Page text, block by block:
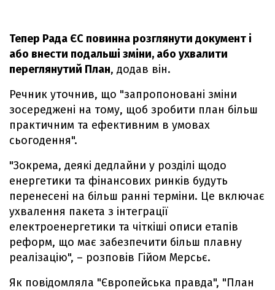
Тепер Рада ЄС повинна розглянути документ і
або внести подальші зміни, або ухвалити
переглянутий План, додав він.
Речник уточнив, що "запропоновані зміни
зосереджені на тому, щоб зробити план більш
практичним та ефективним в умовах
сьогодення".
"Зокрема, деякі дедлайни у розділі щодо
енергетики та фінансових ринків будуть
перенесені на більш ранні терміни. Це включає
ухвалення пакета з інтеграції
електроенергетики та чіткіші описи етапів
реформ, що має забезпечити більш плавну
реалізацію", – розповів Гійом Мерсьє.
Як повідомляла "Європейська правда", "План